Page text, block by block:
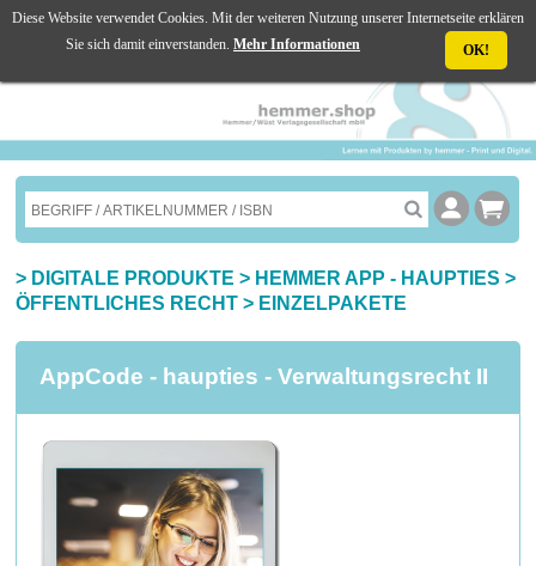
☰ MENU
> DIGITALE PRODUKTE > HEMMER APP - HAUPTIES >
ÖFFENTLICHES RECHT > EINZELPAKETE
AppCode - haupties - Verwaltungsrecht II
Diese Website verwendet Cookies. Mit der weiteren Nutzung unserer Internetseite erklären
Sie sich damit einverstanden. Mehr Informationen OK!